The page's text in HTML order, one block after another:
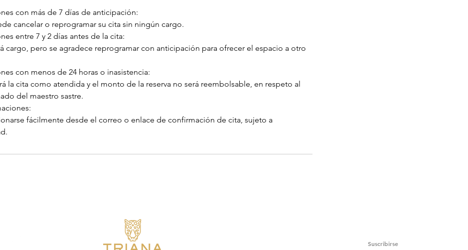
con más de 7 días de anticipación:
cancelar o reprogramar su cita sin ningún cargo.
entre 7 y 2 días antes de la cita:
cargo, pero se agradece reprogramar con anticipación para ofrecer el espacio a otro
con menos de 24 horas o inasistencia:
la cita como atendida y el monto de la reserva no será reembolsable, en respeto al
del maestro sastre.
fácilmente desde el correo o enlace de confirmación de cita, sujeto a
Suscribirse